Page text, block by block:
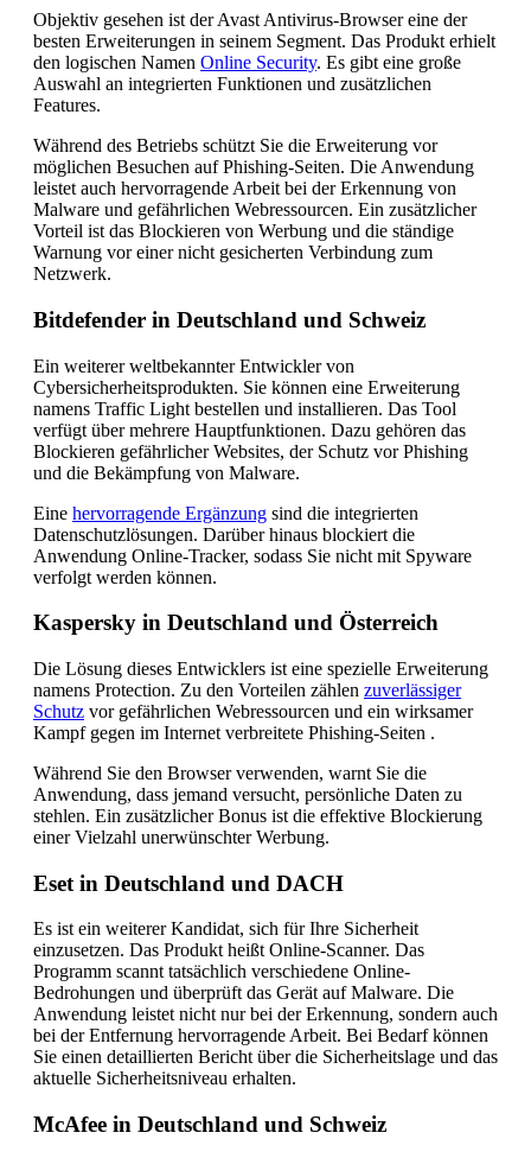
Objektiv gesehen ist der Avast Antivirus-Browser eine der
besten Erweiterungen in seinem Segment. Das Produkt erhielt
den logischen Namen Online Security. Es gibt eine große
Auswahl an integrierten Funktionen und zusätzlichen
Features.
Während des Betriebs schützt Sie die Erweiterung vor
möglichen Besuchen auf Phishing-Seiten. Die Anwendung
leistet auch hervorragende Arbeit bei der Erkennung von
Malware und gefährlichen Webressourcen. Ein zusätzlicher
Vorteil ist das Blockieren von Werbung und die ständige
Warnung vor einer nicht gesicherten Verbindung zum
Netzwerk.
Bitdefender in Deutschland und Schweiz
Ein weiterer weltbekannter Entwickler von
Cybersicherheitsprodukten. Sie können eine Erweiterung
namens Traffic Light bestellen und installieren. Das Tool
verfügt über mehrere Hauptfunktionen. Dazu gehören das
Blockieren gefährlicher Websites, der Schutz vor Phishing
und die Bekämpfung von Malware.
Eine hervorragende Ergänzung sind die integrierten
Datenschutzlösungen. Darüber hinaus blockiert die
Anwendung Online-Tracker, sodass Sie nicht mit Spyware
verfolgt werden können.
Kaspersky in Deutschland und Österreich
Die Lösung dieses Entwicklers ist eine spezielle Erweiterung
namens Protection. Zu den Vorteilen zählen zuverlässiger
Schutz vor gefährlichen Webressourcen und ein wirksamer
Kampf gegen im Internet verbreitete Phishing-Seiten .
Während Sie den Browser verwenden, warnt Sie die
Anwendung, dass jemand versucht, persönliche Daten zu
stehlen. Ein zusätzlicher Bonus ist die effektive Blockierung
einer Vielzahl unerwünschter Werbung.
Eset in Deutschland und DACH
Es ist ein weiterer Kandidat, sich für Ihre Sicherheit
einzusetzen. Das Produkt heißt Online-Scanner. Das
Programm scannt tatsächlich verschiedene Online-
Bedrohungen und überprüft das Gerät auf Malware. Die
Anwendung leistet nicht nur bei der Erkennung, sondern auch
bei der Entfernung hervorragende Arbeit. Bei Bedarf können
Sie einen detaillierten Bericht über die Sicherheitslage und das
aktuelle Sicherheitsniveau erhalten.
McAfee in Deutschland und Schweiz